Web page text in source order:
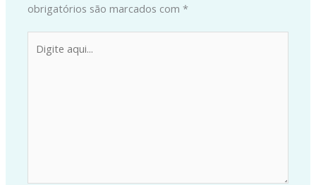
obrigatórios são marcados com*
aqui...